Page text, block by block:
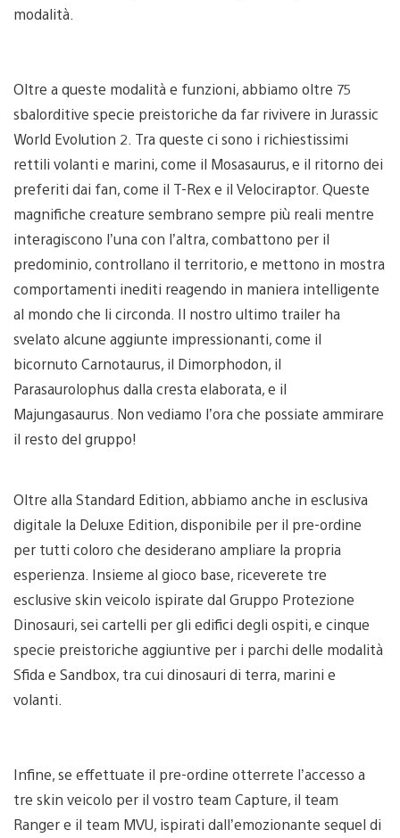
modalità.
Oltre a queste modalità e funzioni, abbiamo oltre 75
sbalorditive specie preistoriche da far rivivere in Jurassic
World Evolution 2. Tra queste ci sono i richiestissimi
rettili volanti e marini, come il Mosasaurus, e il ritorno dei
preferiti dai fan, come il T-Rex e il Velociraptor. Queste
magnifiche creature sembrano sempre più reali mentre
interagiscono l’una con l’altra, combattono per il
predominio, controllano il territorio, e mettono in mostra
comportamenti inediti reagendo in maniera intelligente
al mondo che li circonda. Il nostro ultimo trailer ha
svelato alcune aggiunte impressionanti, come il
bicornuto Carnotaurus, il Dimorphodon, il
Parasaurolophus dalla cresta elaborata, e il
Majungasaurus. Non vediamo l’ora che possiate ammirare
il resto del gruppo!
Oltre alla Standard Edition, abbiamo anche in esclusiva
digitale la Deluxe Edition, disponibile per il pre-ordine
per tutti coloro che desiderano ampliare la propria
esperienza. Insieme al gioco base, riceverete tre
esclusive skin veicolo ispirate dal Gruppo Protezione
Dinosauri, sei cartelli per gli edifici degli ospiti, e cinque
specie preistoriche aggiuntive per i parchi delle modalità
Sfida e Sandbox, tra cui dinosauri di terra, marini e
volanti.
Infine, se effettuate il pre-ordine otterrete l’accesso a
tre skin veicolo per il vostro team Capture, il team
Ranger e il team MVU, ispirati dall’emozionante sequel di